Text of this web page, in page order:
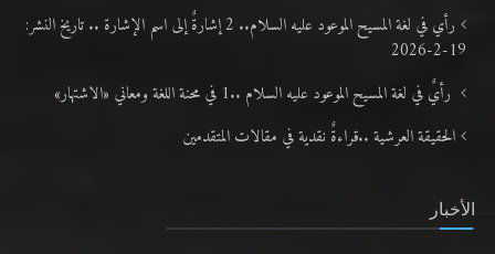
رأي في لغة المسيح الموعود عليه السلام.. 2 إشارةٌ إلى اسم الإشارة .. تاريخ النشر:
19-2-2026
رأيٌ في لغة المسيح الموعود عليه السلام ..1 في محنة اللغة ومعاني «الاشتهار»
الحقيقة العرشية ..قراءةٌ نقدية في مقالات المتقدمين
الأخبار